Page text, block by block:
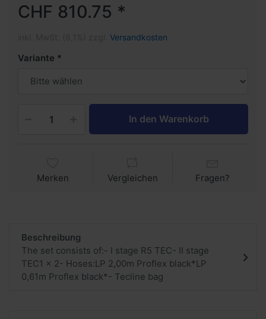
CHF 810.75 *
Versandkosten
Variante
In den Warenkorb
Merken Vergleichen Fragen?
Beschreibung
The set consists of:- I stage R5 TEC- II stage
TEC1 x 2- Hoses:LP 2,00m Proflex black*LP
0,61m Proflex black*- Tecline bag